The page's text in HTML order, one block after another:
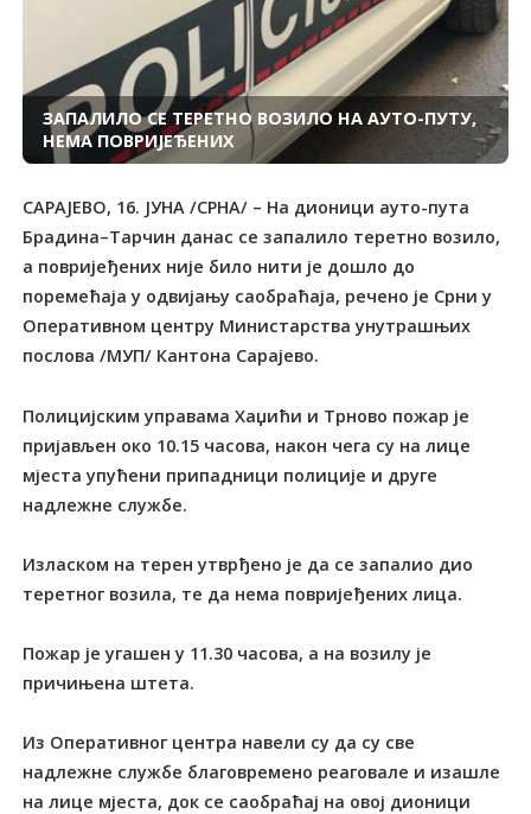
ЗАПАЛИЛО СЕ ТЕРЕТНО ВОЗИЛО НА АУТО-ПУТУ,
НЕМА ПОВРИЈЕЂЕНИХ
САРАЈЕВО, 16. ЈУНА /СРНА/ – На дионици ауто-пута
Брадина–Тарчин данас се запалило теретно возило,
а повријеђених није било нити је дошло до
поремећаја у одвијању саобраћаја, речено је Срни у
Оперативном центру Министарства унутрашњих
послова /МУП/ Кантона Сарајево.
Полицијским управама Хаџићи и Трново пожар је
пријављен око 10.15 часова, након чега су на лице
мјеста упућени припадници полиције и друге
надлежне службе.
Изласком на терен утврђено је да се запалио дио
теретног возила, те да нема повријеђених лица.
Пожар је угашен у 11.30 часова, а на возилу је
причињена штета.
Из Оперативног центра навели су да су све
надлежне службе благовремено реаговале и изашле
на лице мјеста, док се саобраћај на овој дионици